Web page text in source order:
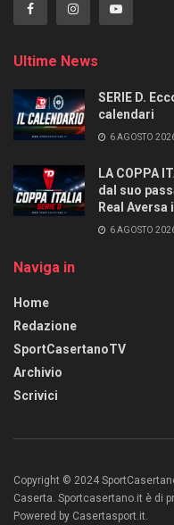
Ultime News
SERIE D.
calendari
6 AGOSTO
LA COPPA
dal suo
Real
6 AGOSTO
Naviga in
Home
Redazione
SportCasertanoTV
Archivio
Scrivici
Copyright © 2024
Caserta. Sportcasertano.it è di
Powered by Casertasport.it.